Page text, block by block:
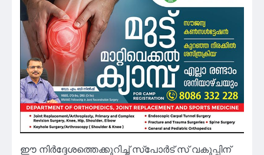
ഈ നിർദ്ദേശത്തെക്കുറിച്ച് സ്‌പോർട് സ് വകുപ്പിന്